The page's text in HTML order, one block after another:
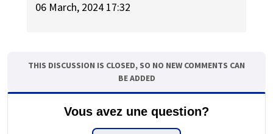
06 March, 2024 17:32
THIS DISCUSSION IS CLOSED, SO NO NEW COMMENTS CAN
BE ADDED
Vous avez une question?